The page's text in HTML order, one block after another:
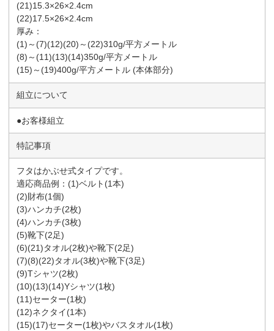
(21)15.3×26×2.4cm
(22)17.5×26×2.4cm
厚み：
(1)～(7)(12)(20)～(22)310g/平方メートル
(8)～(11)(13)(14)350g/平方メートル
(15)～(19)400g/平方メートル (本体部分)
組立について
●お客様組立
特記事項
フタはかぶせ式タイプです。
適応商品例：(1)ベルト(1本)
(2)財布(1個)
(3)ハンカチ(2枚)
(4)ハンカチ(3枚)
(5)靴下(2足)
(6)(21)タオル(2枚)や靴下(2足)
(7)(8)(22)タオル(3枚)や靴下(3足)
(9)Tシャツ(2枚)
(10)(13)(14)Yシャツ(1枚)
(11)セーター(1枚)
(12)ネクタイ(1本)
(15)(17)セーター(1枚)やバスタオル(1枚)